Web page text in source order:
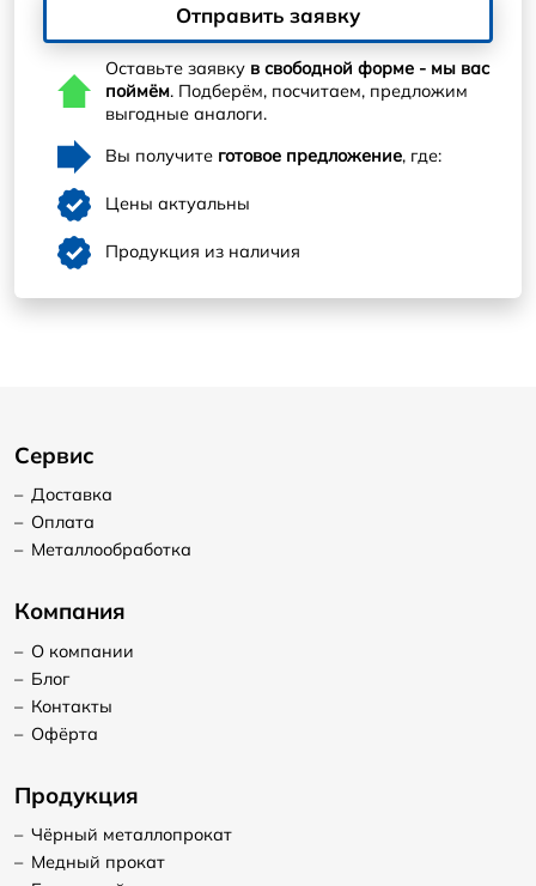
Отправить заявку
Оставьте заявку в свободной форме - мы вас
поймём. Подберём, посчитаем, предложим
выгодные аналоги.
Вы получите готовое предложение, где:
Цены актуальны
Продукция из наличия
Сервис
– Доставка
– Оплата
– Металлообработка
Компания
– О компании
– Блог
– Контакты
– Офёрта
Продукция
– Чёрный металлопрокат
– Медный прокат